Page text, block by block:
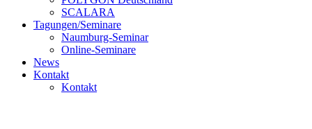
SCALARA
Tagungen/Seminare
Naumburg-Seminar
Online-Seminare
News
Kontakt
Kontakt